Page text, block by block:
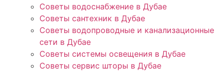
Советы водоснабжение в Дубае
Советы сантехник в Дубае
Советы водопроводные и канализационные
сети в Дубае
Советы системы освещения в Дубае
Советы сервис шторы в Дубае